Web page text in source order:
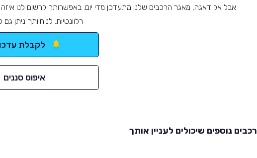
אבל אל דאגה, מאגר הרכבים שלנו מתעדכן מדי יום. באפשרותך לרשום לנו
רלוונטיות. לנוחיותך ניתן
לקבלת
איפוס סננים
רכבים נוספים שיכולים לעניין אותך